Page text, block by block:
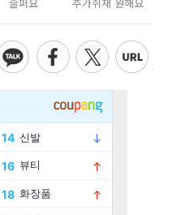
슬퍼요 추가취재 원해요